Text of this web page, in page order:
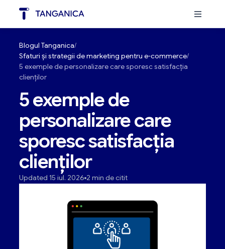
Blogul Tanganica
Sfaturi și strategii de marketing pentru e-commerce
5 exemple de personalizare care sporesc satisfacția
clienților
5 exemple de
personalizare care
sporesc satisfacția
clienților
Updated 15 iul. 2026 2 min de citit